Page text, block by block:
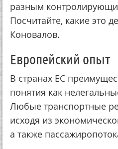
разным
Посчитайте, какие это
Коновалов.
Европейский опыт
В странах ЕС
понятия как
Любые транспортные
исходя из
а также